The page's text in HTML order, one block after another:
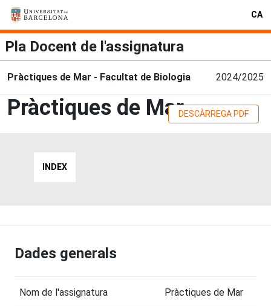
CA
Pla Docent de l'assignatura
Pràctiques de Mar - Facultat de Biologia 2024/2025
Pràctiques de MarDESCÀRREGA PDF
INDEX
Dades generals
Nom de l'assignatura Pràctiques de Mar